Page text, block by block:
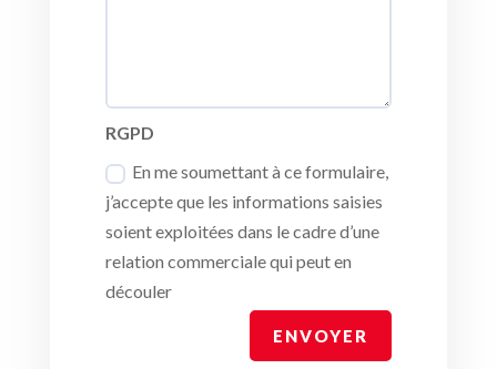
RGPD
En me soumettant à ce formulaire,
j’accepte que les informations saisies
soient exploitées dans le cadre d’une
relation commerciale qui peut en
découler
ENVOYER